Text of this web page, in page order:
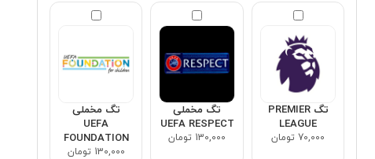
تگ PREMIER
LEAGUE
70,000 تومان
تگ مخملی
UEFA RESPECT
130,000 تومان
تگ مخملی
UEFA
FOUNDATION
130,000 تومان